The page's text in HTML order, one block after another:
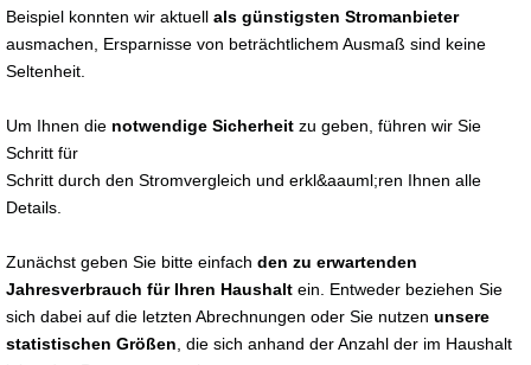
Beispiel konnten wir aktuell als günstigsten Stromanbieter
ausmachen, Ersparnisse von beträchtlichem Ausmaß sind keine
Seltenheit.
Um Ihnen die notwendige Sicherheit zu geben, führen wir Sie
Schritt für
Schritt durch den Stromvergleich und erkl&aauml;ren Ihnen alle
Details.
Zunächst geben Sie bitte einfach den zu erwartenden
Jahresverbrauch für Ihren Haushalt ein. Entweder beziehen Sie
sich dabei auf die letzten Abrechnungen oder Sie nutzen unsere
statistischen Größen , die sich anhand der Anzahl der im Haushalt